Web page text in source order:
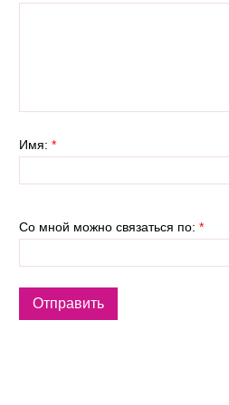
Имя: *
Со мной можно связаться по: *